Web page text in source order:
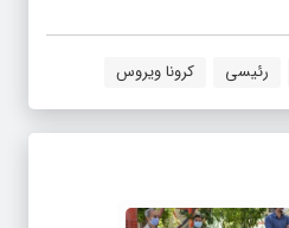
رئیسی کرونا ویروس